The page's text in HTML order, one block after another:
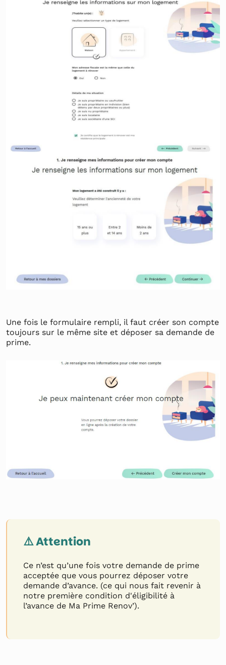
Une fois le formulaire rempli, il faut créer son compte
toujours sur le même site et déposer sa demande de
prime.
⚠️ Attention
Ce n’est qu’une fois votre demande de prime
acceptée que vous pourrez déposer votre
demande d’avance. (ce qui nous fait revenir à
notre première condition d'éligibilité à
l’avance de Ma Prime Renov’).